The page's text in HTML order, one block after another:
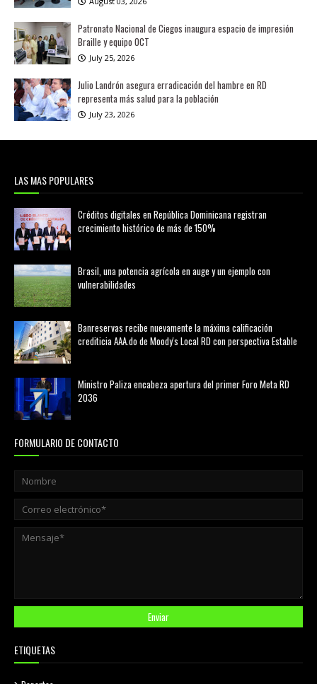
Patronato Nacional de Ciegos inaugura espacio de impresión
Braille y equipo OCT
July 25, 2026
Julio Landrón asegura erradicación del hambre en RD
representa más salud para la población
July 23, 2026
LAS MAS POPULARES
Créditos digitales en República Dominicana registran
crecimiento histórico de más de 150%
Brasil, una potencia agrícola en auge y un ejemplo con
vulnerabilidades
Banreservas recibe nuevamente la máxima calificación
crediticia AAA.do de Moody's Local RD con perspectiva Estable
Ministro Paliza encabeza apertura del primer Foro Meta RD
2036
FORMULARIO DE CONTACTO
ETIQUETAS